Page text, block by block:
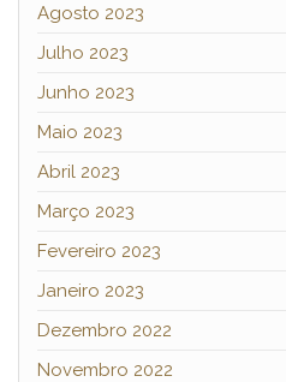
Agosto 2023
Julho 2023
Junho 2023
Maio 2023
Abril 2023
Março 2023
Fevereiro 2023
Janeiro 2023
Dezembro 2022
Novembro 2022